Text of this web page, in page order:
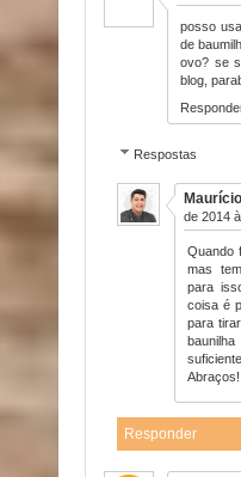
posso
de
ovo? se
blog,
Respostas
de 2014
Quando
mas
para
coisa é
para
Abraços!
Responder